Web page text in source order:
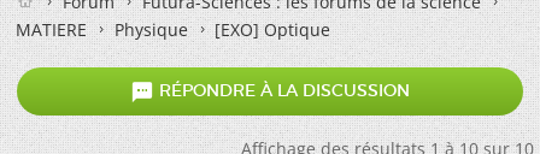
MATIERE
Physique [EXO] Optique
 RÉPONDRE À LA DISCUSSION
Affichage des résultats 1 à 10 sur 10